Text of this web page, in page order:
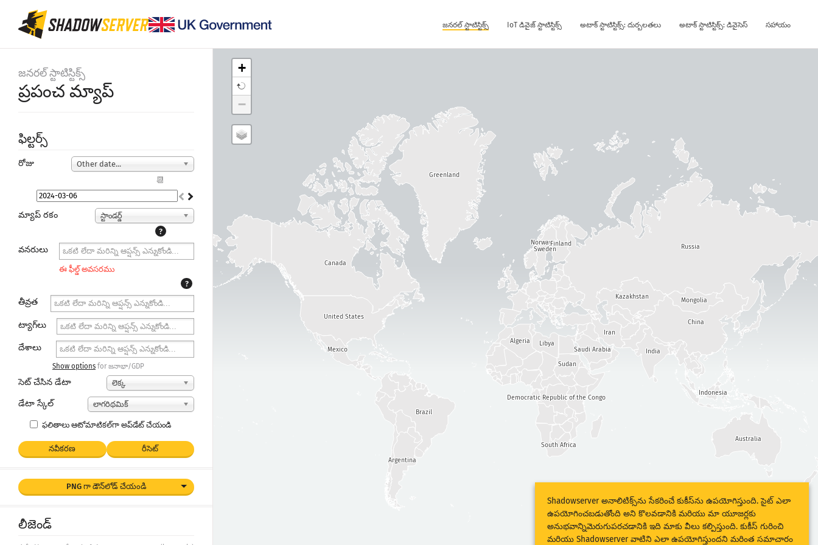
జనరల్ స్టాటిస్టిక్స్ IoT డివైజ్ స్టాటిస్టిక్స్ అటాక్ స్టాటిస్టిక్స్: దుర్బలతలు అటాక్ స్టాటిస్టిక్స్: డివైసెస్ సహాయం
జనరల్ స్టాటిస్టిక్స్
ప్రపంచ మ్యాప్
ఫిల్టర్స్
రోజు Other date...
📆
మ్యాప్ రకం
స్టాండర్డ్
?
వనరులు
ఈ ఫీల్డ్ అవసరము
?
తీవ్రత
ట్యాగ్‌లు
దేశాలు
Show options for జనాభా/GDP
సెట్ చేసిన డేటా లెక్క
డేటా స్కేల్ లాగరిథమిక్
ఫలితాలు ఆటోమాటికల్‌గా అప్‌డేట్ చేయండి
నవీకరణ రీసెట్
PNG గా డౌన్‌లోడ్ చేయండి
లీజెండ్
Indonesia
Argentina
India
China
Democratic Republic of the Congo
South Africa
Kazakhstan
Brazil
Mongolia
Russia
Norway
Sweden
Finland
Libya
Sudan
Iran
Saudi Arabia
Algeria
United States
Canada
Mexico
Australia
Greenland
+
−
Shadowserver అనాలిటిక్స్‌ను సేకరించే కుకీస్‌ను ఉపయోగిస్తుంది. సైట్ ఎలా
ఉపయోగించబడుతోంది అని కొలవడానికి మరియు మా యూజర్లకు
అనుభవాన్నిమెరుగుపరచడానికి ఇది మాకు వీలు కల్పిస్తుంది. కుకీస్ గురించి
మరియు Shadowserver వాటిని ఎలా ఉపయోగిస్తుందని మరింత సమాచారం